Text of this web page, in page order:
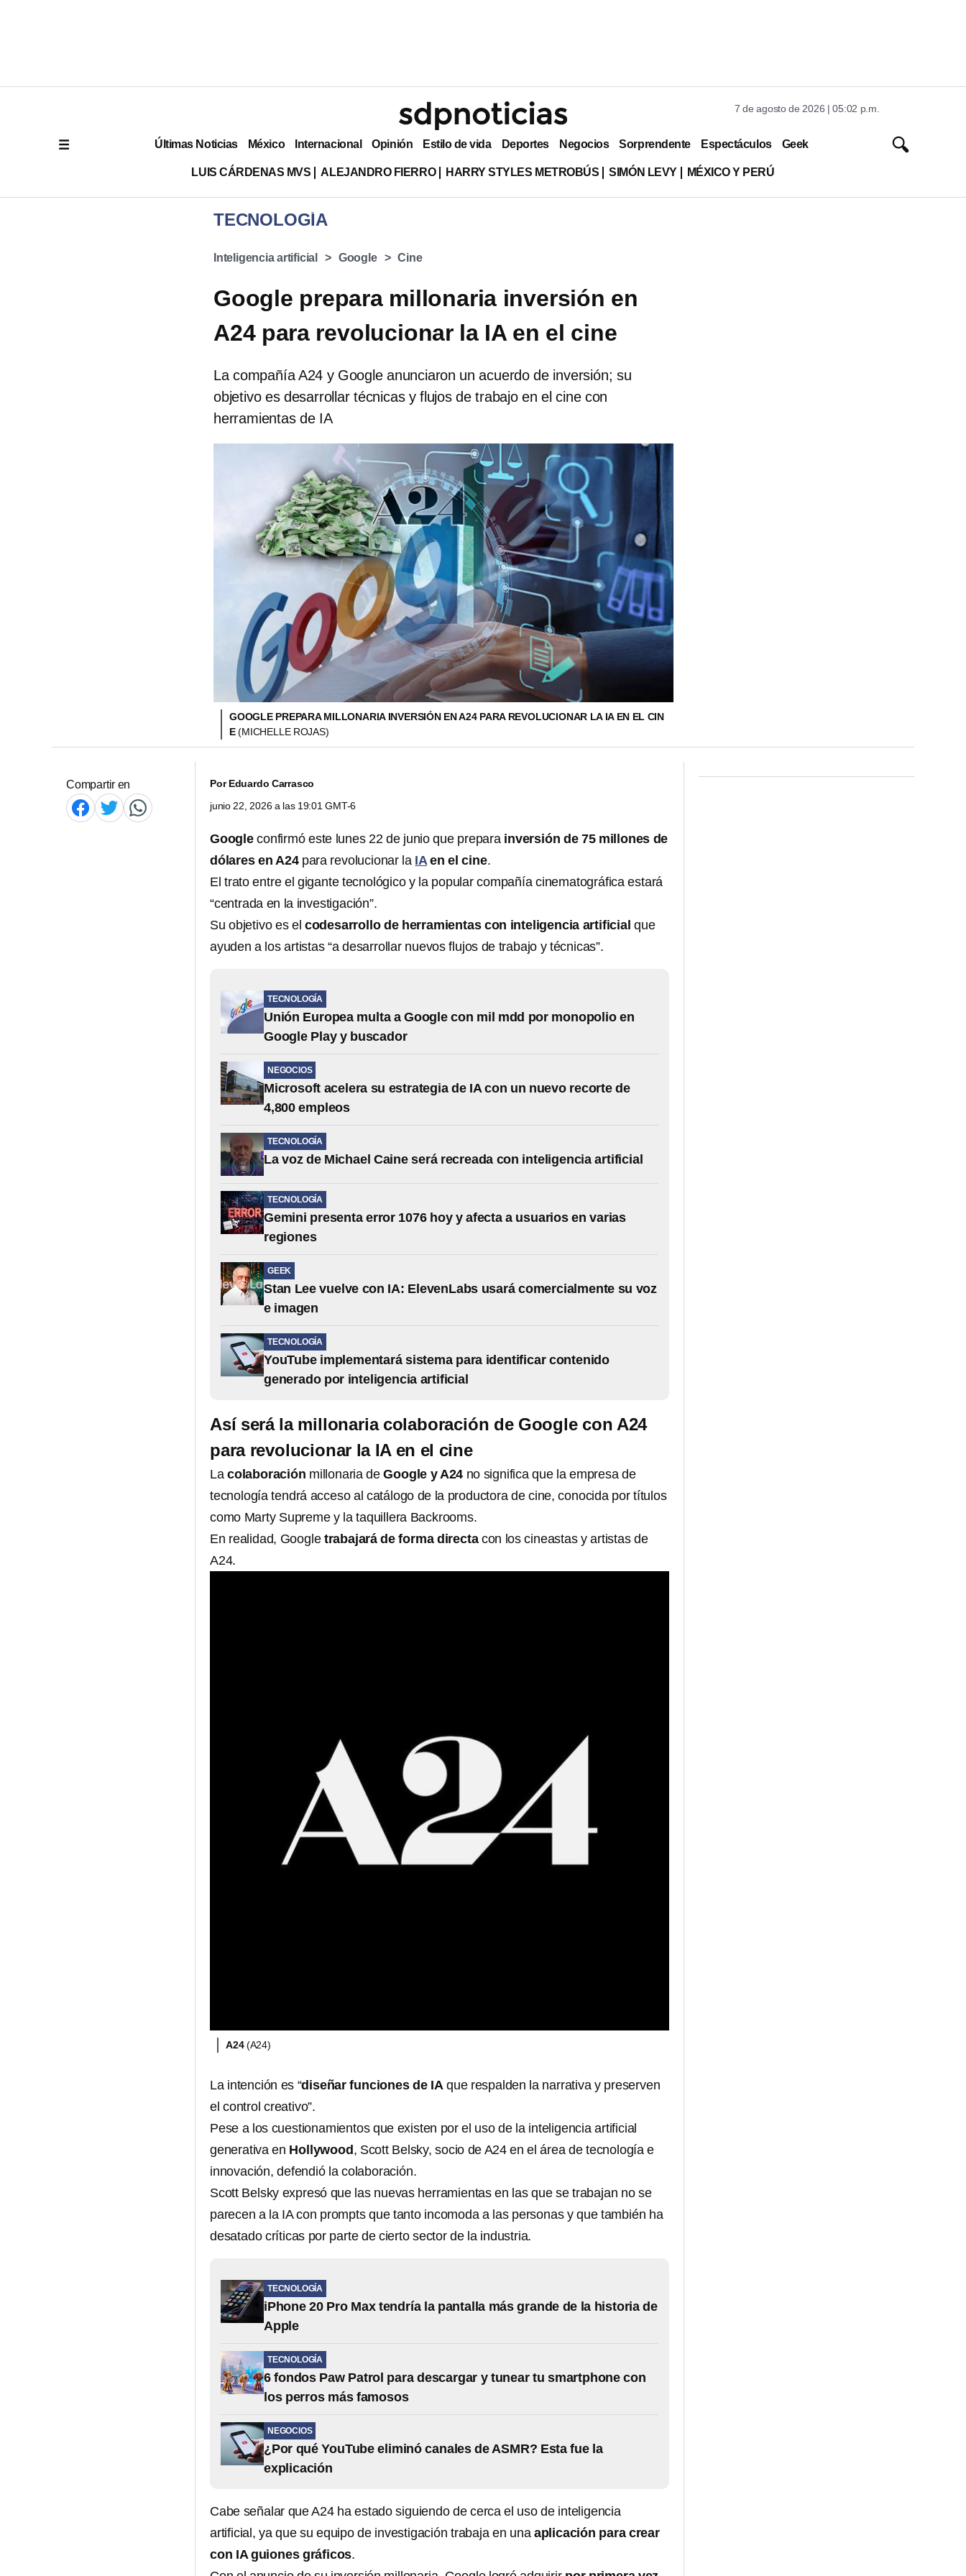
7 de agosto de 2026 | 05:02 p.m.
Últimas Noticias México Internacional Opinión Estilo de vida Deportes Negocios Sorprendente Espectáculos Geek
LUIS CÁRDENAS MVS ALEJANDRO FIERRO HARRY STYLES METROBÚS SIMÓN LEVY MÉXICO Y PERÚ
TECNOLOGÍA
Inteligencia artificial Google Cine
Google prepara millonaria inversión en
A24 para revolucionar la IA en el cine
La compañía A24 y Google anunciaron un acuerdo de inversión; su
objetivo es desarrollar técnicas y flujos de trabajo en el cine con
herramientas de IA
GOOGLE PREPARA MILLONARIA INVERSIÓN EN A24 PARA REVOLUCIONAR LA IA EN EL CIN
E(MICHELLE ROJAS)
Compartir en PorEduardo Carrasco
junio 22, 2026 a las 19:01 GMT-6
Googleconfirmó este lunes 22 de junio que prepara inversión de 75 millones de
dólares en A24para revolucionar la IAen el cine.
El trato entre el gigante tecnológico y la popular compañía cinematográfica estará
“centrada en la investigación”.
Su objetivo es el codesarrollo de herramientas con inteligencia artificialque
ayuden a los artistas “a desarrollar nuevos flujos de trabajo y técnicas”.
TECNOLOGÍA
Unión Europea multa a Google con mil mdd por monopolio en
Google Play y buscador
NEGOCIOS
Microsoft acelera su estrategia de IA con un nuevo recorte de
4,800 empleos
TECNOLOGÍA
La voz de Michael Caine será recreada con inteligencia artificial
TECNOLOGÍA
Gemini presenta error 1076 hoy y afecta a usuarios en varias
regiones
GEEK
Stan Lee vuelve con IA: ElevenLabs usará comercialmente su voz
e imagen
TECNOLOGÍA
YouTube implementará sistema para identificar contenido
generado por inteligencia artificial
Así será la millonaria colaboración de Google con A24
para revolucionar la IA en el cine
La colaboración millonaria de Google y A24 no significa que la empresa de
tecnología tendrá acceso al catálogo de la productora de cine, conocida por títulos
como Marty Supreme y la taquillera Backrooms.
En realidad, Googletrabajará de forma directacon los cineastas y artistas de
A24.
A24(A24)
La intención es “diseñar funciones de IAque respalden la narrativa y preserven
el control creativo”.
Pese a los cuestionamientos que existen por el uso de la inteligencia artificial
generativa en Hollywood , Scott Belsky, socio de A24 en el área de tecnología e
innovación, defendió la colaboración.
Scott Belsky expresó que las nuevas herramientas en las que se trabajan no se
parecen a la IA con prompts que tanto incomoda a las personas y que también ha
desatado críticas por parte de cierto sector de la industria.
TECNOLOGÍA
iPhone 20 Pro Max tendría la pantalla más grande de la historia de
Apple
TECNOLOGÍA
6 fondos Paw Patrol para descargar y tunear tu smartphone con
los perros más famosos
NEGOCIOS
¿Por qué YouTube eliminó canales de ASMR? Esta fue la
explicación
Cabe señalar que A24 ha estado siguiendo de cerca el uso de inteligencia
artificial, ya que su equipo de investigación trabaja en una aplicación para crear
con IA guiones gráficos.